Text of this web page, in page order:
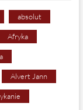
absolut
Afryka
Alvert Jann